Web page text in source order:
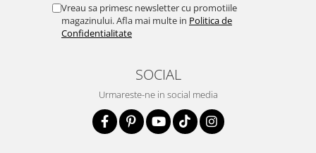
Vreau sa primesc newsletter cu promotiile
magazinului. Afla mai multe in Politica de
Confidentialitate
SOCIAL
Urmareste-ne in social media